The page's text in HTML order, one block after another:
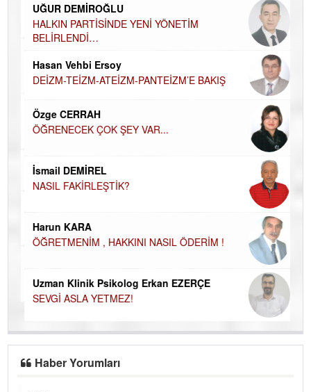
UĞUR DEMİROĞLU
HALKIN PARTİSİNDE YENİ YÖNETİM
BELİRLENDİ…
Hasan Vehbi Ersoy
DEİZM-TEİZM-ATEİZM-PANTEİZM’E BAKIŞ
Özge CERRAH
ÖĞRENECEK ÇOK ŞEY VAR...
İsmail DEMİREL
NASIL FAKİRLEŞTİK?
Harun KARA
ÖĞRETMENİM , HAKKINI NASIL ÖDERİM !
Uzman Klinik Psikolog Erkan EZERÇE
SEVGİ ASLA YETMEZ!
Haber Yorumları